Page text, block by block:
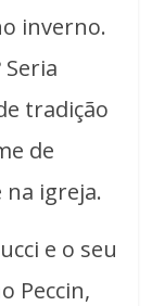
inverno.
tradição
de
na igreja.
e o seu
Peccin,